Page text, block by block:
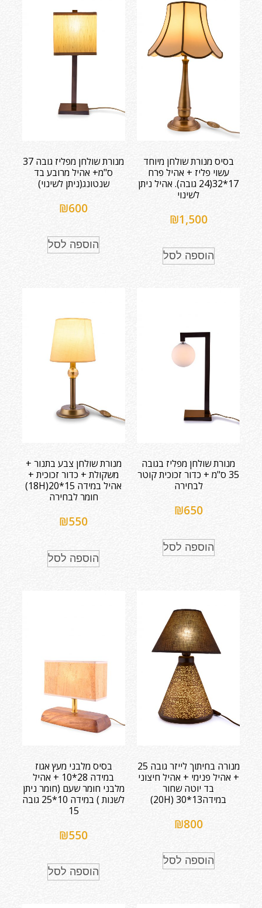
בסיס מנורת שולחן מיוחד
עשוי פליז + אהיל פרח
17*32(24 גובה). אהיל ניתן
לשינוי
₪1,500
הוספה לסל
מנורת שולחן מפליז גובה 37
ס"מ+ אהיל מרובע בד
שנטונג(ניתן לשינוי)
₪600
הוספה לסל
מנורת שולחן מפליז בגובה
35 ס"מ + כדור זכוכית קוטר
לבחירה
₪650
הוספה לסל
מנורת שולחן צבע בתנור +
משקולת + כדור זכוכית +
אהיל במידה 15*20(18H)
חומר לבחירה
₪550
הוספה לסל
מנורה בחיתוך לייזר גובה 25
+ אהיל פנימי + אהיל חיצוני
בד יוטה שחור
במידה13*30 (20H)
₪800
הוספה לסל
בסיס מלבני מעץ אגוז
במידה 28*10 + אהיל
מלבני חומר שעם (חומר ניתן
לשנות ) במידה 10*25 גובה
15
₪550
הוספה לסל